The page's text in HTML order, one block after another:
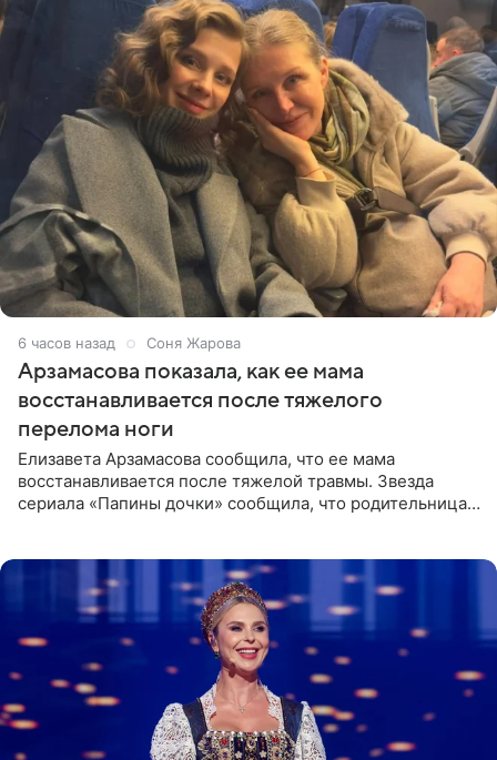
6 часов назад Соня Жарова
Арзамасова показала, как ее мама
восстанавливается после тяжелого
перелома ноги
Елизавета Арзамасова сообщила, что ее мама
восстанавливается после тяжелой травмы. Звезда
сериала «Папины дочки» сообщила, что родительница